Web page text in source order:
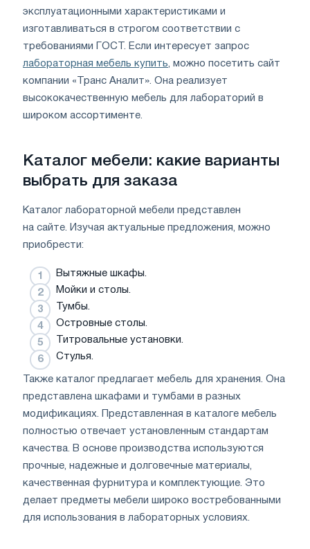
эксплуатационными характеристиками и
изготавливаться в строгом соответствии с
требованиями ГОСТ. Если интересует запрос
лабораторная мебель купить , можно посетить сайт
компании «Транс Аналит». Она реализует
высококачественную мебель для лабораторий в
широком ассортименте.
Каталог мебели: какие варианты
выбрать для заказа
Каталог лабораторной мебели представлен
на сайте. Изучая актуальные предложения, можно
приобрести:
Вытяжные шкафы.
Мойки и столы.
Тумбы.
Островные столы.
Титровальные установки.
Стулья.
Также каталог предлагает мебель для хранения. Она
представлена шкафами и тумбами в разных
модификациях. Представленная в каталоге мебель
полностью отвечает установленным стандартам
качества. В основе производства используются
прочные, надежные и долговечные материалы,
качественная фурнитура и комплектующие. Это
делает предметы мебели широко востребованными
для использования в лабораторных условиях.